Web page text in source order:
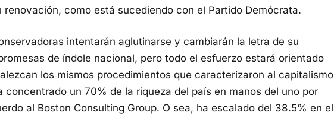
renovación, como está sucediendo con el Partido Demócrata.
intentarán aglutinarse y cambiarán la letra de su
de índole nacional, pero todo el esfuerzo estará orientado
los mismos procedimientos que caracterizaron al capitalismo
concentrado un 70% de la riqueza del país en manos del uno por
al Boston Consulting Group. O sea, ha escalado del 38.5% en el